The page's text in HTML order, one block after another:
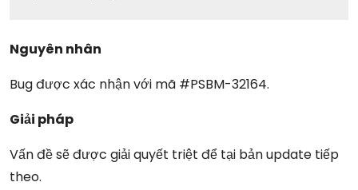
Nguyên nhân
Bug được xác nhận với mã #PSBM-32164.
Giải pháp
Vấn đề sẽ được giải quyết triệt để tại bản update tiếp
theo.